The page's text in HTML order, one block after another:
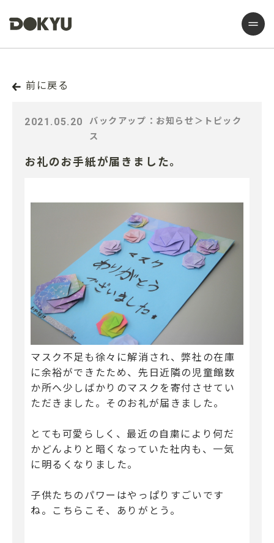
前に戻る
2021.05.20
バックアップ：お知らせ＞トピック
ス
お礼のお手紙が届きました。
マスク不足も徐々に解消され、弊社の在庫
に余裕ができたため、先日近隣の児童館数
か所へ少しばかりのマスクを寄付させてい
ただきました。そのお礼が届きました。
とても可愛らしく、最近の自粛により何だ
かどんよりと暗くなっていた社内も、一気
に明るくなりました。
子供たちのパワーはやっぱりすごいです
ね。こちらこそ、ありがとう。